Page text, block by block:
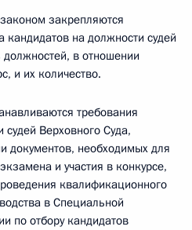
закрепляются
кандидатов на должности судей
должностей, в отношении
и их количество.
требования
Верховного Суда,
документов, необходимых для
и участия в конкурсе,
квалификационного
в Специальной
по отбору кандидатов